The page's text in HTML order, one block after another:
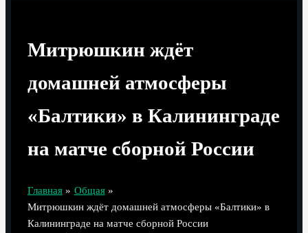
Митрюшкин ждёт
домашней атмосферы
«Балтики» в Калининграде
на матче сборной России
Главная
Общая
Митрюшкин ждёт домашней атмосферы «Балтики» в
Калининграде на матче сборной России